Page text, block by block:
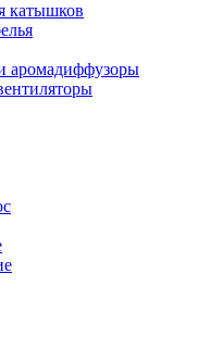
катышков
аромадиффузоры